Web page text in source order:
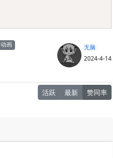
动画
无脑
2024-4-14
活跃 最新 赞同率